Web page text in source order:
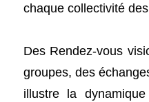
chaque collectivité
Des Rendez-vous
groupes, des
illustre la